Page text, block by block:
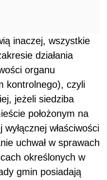
inaczej, wszystkie
działania
organu
kontrolnego), czyli
jeżeli siedziba
położonym na
właściwości
uchwał w sprawach
określonych w
gmin posiadają